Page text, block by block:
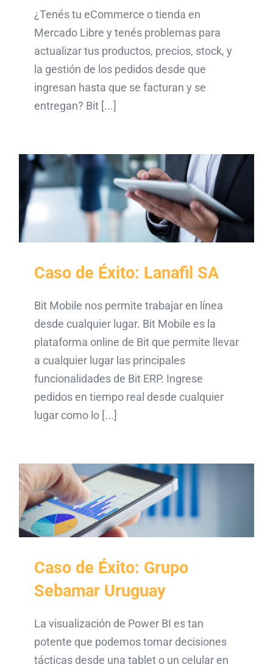
¿Tenés tu eCommerce o tienda en
Mercado Libre y tenés problemas para
actualizar tus productos, precios, stock, y
la gestión de los pedidos desde que
ingresan hasta que se facturan y se
entregan? Bit [...]
Caso de Éxito: Lanafil SA
Bit Mobile nos permite trabajar en línea
desde cualquier lugar. Bit Mobile es la
plataforma online de Bit que permite llevar
a cualquier lugar las principales
funcionalidades de Bit ERP. Ingrese
pedidos en tiempo real desde cualquier
lugar como lo [...]
Caso de Éxito: Grupo
Sebamar Uruguay
La visualización de Power BI es tan
potente que podemos tomar decisiones
tácticas desde una tablet o un celular en